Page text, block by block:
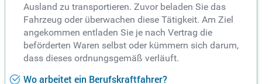
Ausland zu transportieren. Zuvor beladen Sie das
Fahrzeug oder überwachen diese Tätigkeit. Am Ziel
angekommen entladen Sie je nach Vertrag die
beförderten Waren selbst oder kümmern sich darum,
dass dieses ordnungsgemäß verläuft.
Wo arbeitet ein Berufskraftfahrer?